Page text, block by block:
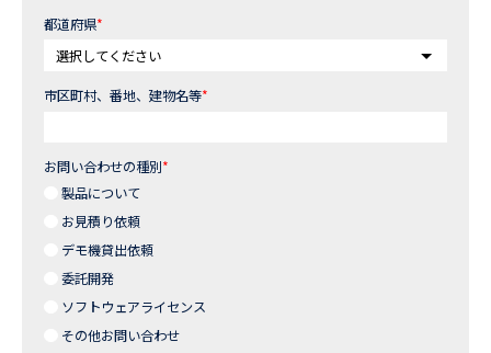
都道府県*
市区町村、番地、建物名等*
お問い合わせの種別*
製品について
お見積り依頼
デモ機貸出依頼
委託開発
ソフトウェアライセンス
その他お問い合わせ